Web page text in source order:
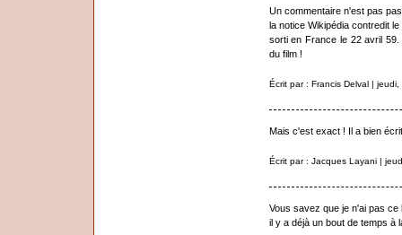
Un commentaire n'est pas
la notice Wikipédia contredit
sorti en France le 22 avril
du film !
Écrit par : Francis Delval |
Mais c'est exact ! Il a bien
Écrit par : Jacques Layani |
Vous savez que je n'ai pas ce
il y a déjà un bout de temps à